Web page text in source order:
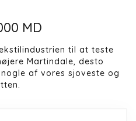
MD
til at teste
Martindale, desto
af vores sjoveste og